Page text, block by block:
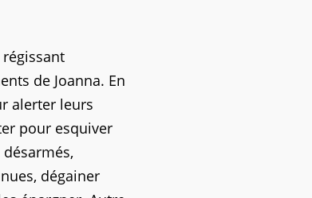
de Joanna. En
alerter leurs
pour esquiver
dégainer